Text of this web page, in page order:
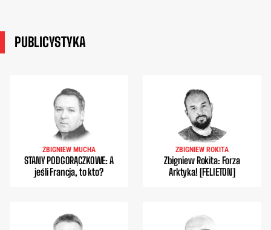
PUBLICYSTYKA
ZBIGNIEW MUCHA
STANY PODGORĄCZKOWE: A
jeśli Francja, to kto?
ZBIGNIEW ROKITA
Zbigniew Rokita: Forza
Arktyka! [FELIETON]